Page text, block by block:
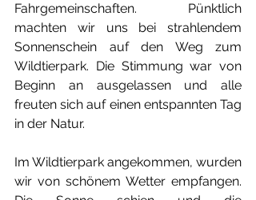
Fahrgemeinschaften. Pünktlich
machten wir uns bei strahlendem
Sonnenschein auf den Weg zum
Wildtierpark. Die Stimmung war von
Beginn an ausgelassen und alle
freuten sich auf einen entspannten Tag
in der Natur.
Im Wildtierpark angekommen, wurden
wir von schönem Wetter empfangen.